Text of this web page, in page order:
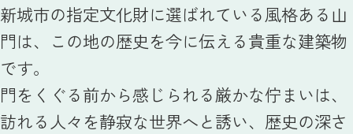
新城市の指定文化財に選ばれている風格ある山
門は、この地の歴史を今に伝える貴重な建築物
です。
門をくぐる前から感じられる厳かな佇まいは、
訪れる人々を静寂な世界へと誘い、歴史の深さ